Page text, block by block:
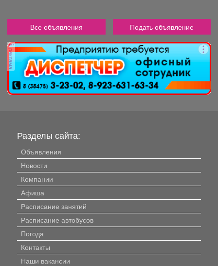
Все объявления Подать объявление
реклама
Разделы сайта:
Объявления
Новости
Компании
Афиша
Расписание занятий
Расписание автобусов
Погода
Контакты
Наши вакансии